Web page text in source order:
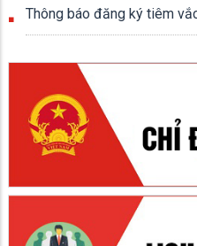
Thông báo đăng ký tiêm